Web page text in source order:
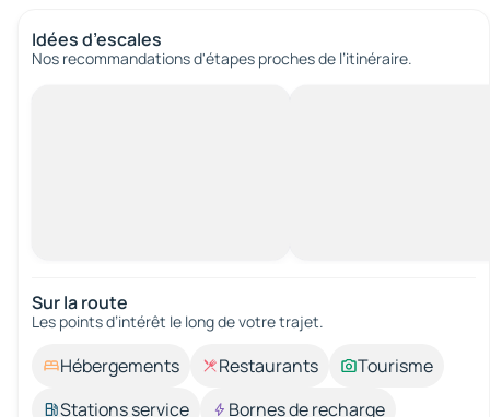
Idées d’escales
Nos recommandations d'étapes proches de l’itinéraire.
Sur la route
Les points d’intérêt le long de votre trajet.
Hébergements Restaurants
Tourisme
Stations service
Bornes de recharge